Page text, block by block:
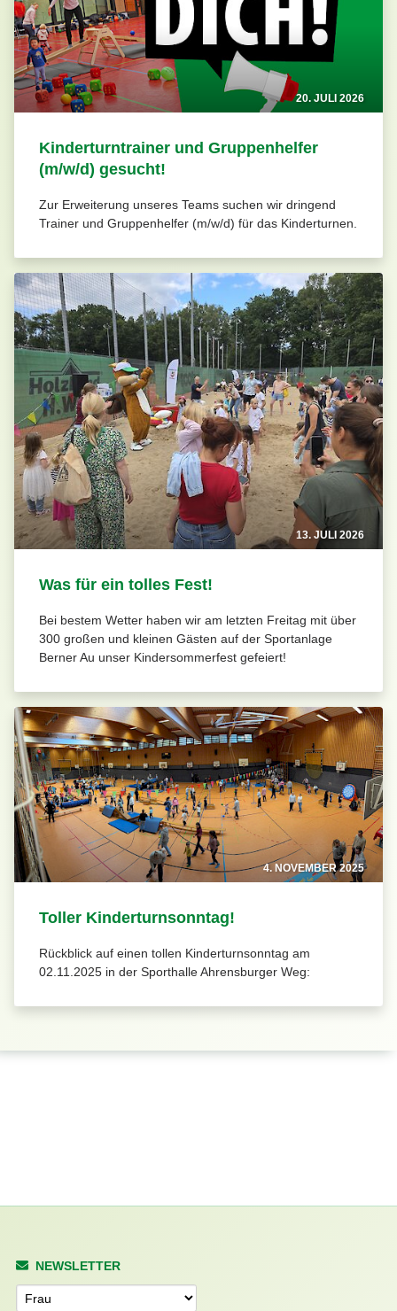
20. JULI 2026
Kinderturntrainer und Gruppenhelfer
(m/w/d) gesucht!
Zur Erweiterung unseres Teams suchen wir dringend
Trainer und Gruppenhelfer (m/w/d) für das Kinderturnen.
13. JULI 2026
Was für ein tolles Fest!
Bei bestem Wetter haben wir am letzten Freitag mit über
300 großen und kleinen Gästen auf der Sportanlage
Berner Au unser Kindersommerfest gefeiert!
4. NOVEMBER 2025
Toller Kinderturnsonntag!
Rückblick auf einen tollen Kinderturnsonntag am
02.11.2025 in der Sporthalle Ahrensburger Weg:
NEWSLETTER
Anrede